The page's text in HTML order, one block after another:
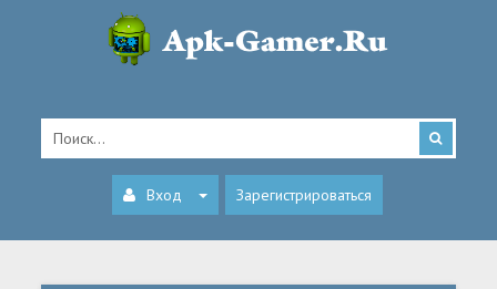
Вход Зарегистрироваться